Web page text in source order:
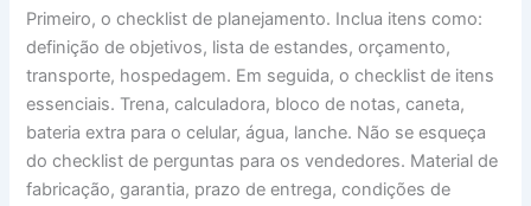
Primeiro, o checklist de planejamento. Inclua itens como:
definição de objetivos, lista de estandes, orçamento,
transporte, hospedagem. Em seguida, o checklist de itens
essenciais. Trena, calculadora, bloco de notas, caneta,
bateria extra para o celular, água, lanche. Não se esqueça
do checklist de perguntas para os vendedores. Material de
fabricação, garantia, prazo de entrega, condições de